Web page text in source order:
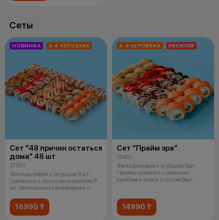
Сеты
НОВИНКА 3-4 ЧЕЛОВЕКА
Сет "48 причин остаться
дома" 48 шт
1700 г
Филадельфия с огурцом 8 шт.
Гринролл с лососем и крабом 8
шт. Запеченная калифорния с
16990 ₸
3-4 ЧЕЛОВЕКА PREMIUM
Сет "Прайм эра"
1040 г
Филадельфия с огурцом 8шт
Прайм креветка с нежным
крабом и унаги соусом 8шт
14990 ₸